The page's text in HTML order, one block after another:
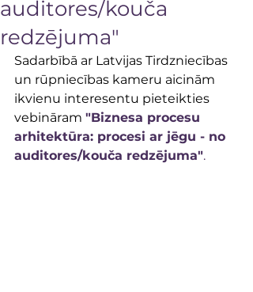
auditores/kouča
redzējuma"
Sadarbībā ar Latvijas Tirdzniecības
un rūpniecības kameru aicinām
ikvienu interesentu pieteikties
vebināram "Biznesa procesu
arhitektūra: procesi ar jēgu - no
auditores/kouča redzējuma".